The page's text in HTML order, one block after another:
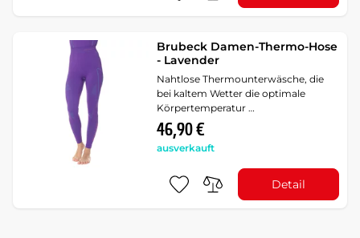
Brubeck Damen-Thermo-Hose
- Lavender
Nahtlose Thermounterwäsche, die
bei kaltem Wetter die optimale
Körpertemperatur …
46,90 €
ausverkauft
Detail